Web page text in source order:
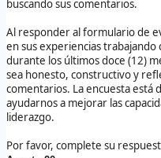
buscando sus comentarios.
Al responder al formulario de
en sus experiencias trabajando
durante los últimos doce (12)
sea honesto, constructivo y
comentarios. La encuesta está
ayudarnos a mejorar las
liderazgo.
Por favor, complete su